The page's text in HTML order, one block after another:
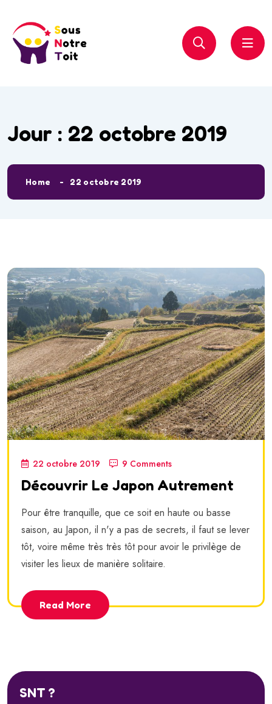
Jour : 22 octobre 2019
Home 22 octobre 2019
22 octobre 2019 9 Comments
Découvrir Le Japon Autrement
Pour être tranquille, que ce soit en haute ou basse
saison, au Japon, il n'y a pas de secrets, il faut se lever
tôt, voire même très très tôt pour avoir le privilège de
visiter les lieux de manière solitaire.
Read More
SNT ?